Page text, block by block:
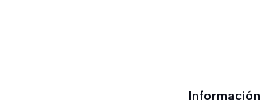
Información